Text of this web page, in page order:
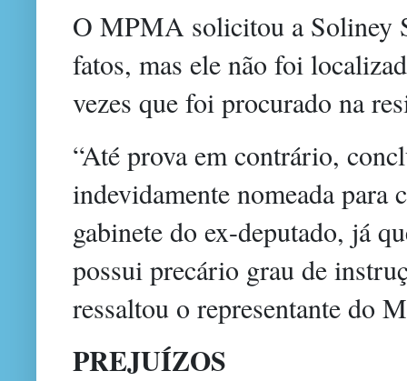
O MPMA solicitou a Soliney
fatos, mas ele não foi
vezes que foi procurado na
“Até prova em contrário,
indevidamente nomeada
gabinete do ex-deputado, já
possui precário grau de
ressaltou o representante do
PREJUÍZOS